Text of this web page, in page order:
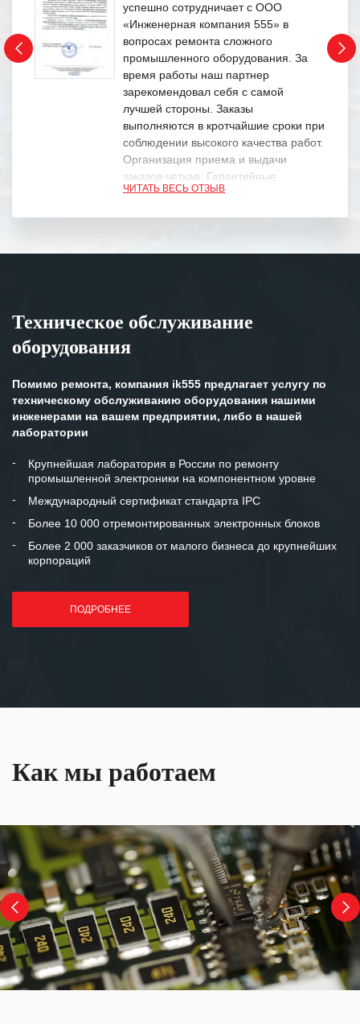
успешно сотрудничает с ООО
«Инженерная компания 555» в
вопросах ремонта сложного
промышленного оборудования. За
время работы наш партнер
зарекомендовал себя с самой
лучшей стороны. Заказы
выполняются в кротчайшие сроки при
соблюдении высокого качества работ.
Организация приема и выдачи
заказов четкая. Гарантийные
обязательства выполняются в
Особенно хочется отметить высокую
клиентоориентированность
готовность помочь в самых сложных
и доверительные партнерские
отношения и искренне желаем
«Инженерной компании «555» долгих
ЧИТАТЬ ВЕСЬ ОТЗЫВ
Техническое обслуживание
оборудования
Помимо ремонта, компания ik555 предлагает услугу по
техническому обслуживанию оборудования нашими
инженерами на вашем предприятии, либо в нашей
лаборатории
Крупнейшая лаборатория в России по ремонту
промышленной электроники на компонентном уровне
Международный сертификат стандарта IPC
Более 10 000 отремонтированных электронных блоков
Более 2 000 заказчиков от малого бизнеса до крупнейших
корпораций
ПОДРОБНЕЕ
Как мы работаем